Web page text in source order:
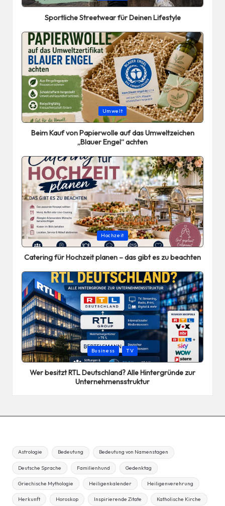
in
Sportliche Streetwear für Deinen Lifestyle
Posted
in
Umwelt
Beim Kauf von Papierwolle auf das Umweltzeichen
„Blauer Engel“ achten
Posted
in
Hochzeit
Catering für Hochzeit planen – das gibt es zu beachten
Posted
in
Business TV
Wer besitzt RTL Deutschland? Alle Hintergründe zur
Unternehmensstruktur
Astrologie Bedeutung Bedeutung von Namenstagen
Deutsche Sprache Familienhund Gedenktag
Griechische Mythologie Heiligenkalender Heiligenverehrung
Herkunft Horoskop Inspirierende Zitate Katholische Kirche